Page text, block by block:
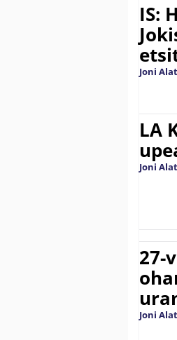
IS:
Joni
LA
Joni
27-
Joni